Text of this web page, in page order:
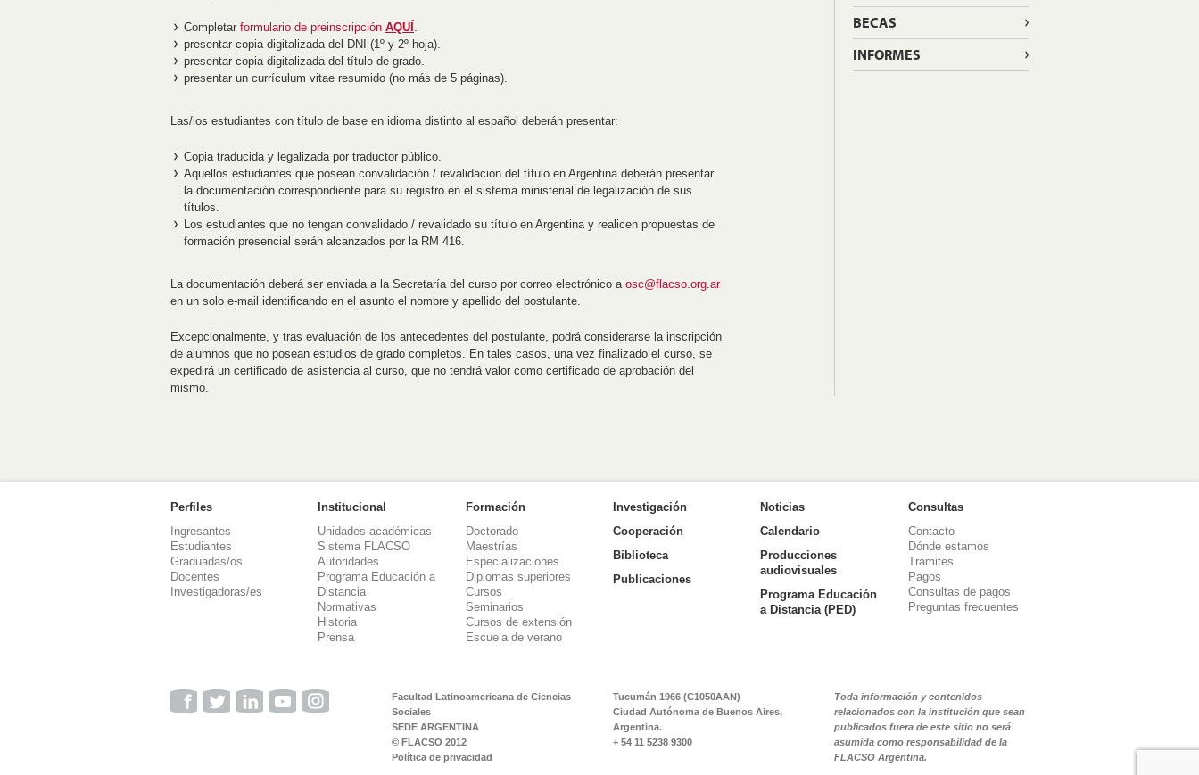
Completar formulario de preinscripción AQUÍ .
presentar copia digitalizada del DNI (1º y 2º hoja).
presentar copia digitalizada del título de grado.
presentar un currículum vitae resumido (no más de 5 páginas).
Las/los estudiantes con título de base en idioma distinto al español deberán presentar:
Copia traducida y legalizada por traductor público.
Aquellos estudiantes que posean convalidación / revalidación del título en Argentina deberán presentar
la documentación correspondiente para su registro en el sistema ministerial de legalización de sus
títulos.
Los estudiantes que no tengan convalidado / revalidado su título en Argentina y realicen propuestas de
formación presencial serán alcanzados por la RM 416.
La documentación deberá ser enviada a la Secretaría del curso por correo electrónico a osc@flacso.org.ar
en un solo e-mail identificando en el asunto el nombre y apellido del postulante.
Excepcionalmente, y tras evaluación de los antecedentes del postulante, podrá considerarse la inscripción
de alumnos que no posean estudios de grado completos. En tales casos, una vez finalizado el curso, se
expedirá un certificado de asistencia al curso, que no tendrá valor como certificado de aprobación del
mismo.
BECAS
INFORMES
Perfiles
Ingresantes
Estudiantes
Graduadas/os
Docentes
Investigadoras/es
Institucional
Unidades académicas
Sistema FLACSO
Autoridades
Programa Educación a
Distancia
Normativas
Historia
Prensa
Formación
Doctorado
Maestrías
Especializaciones
Diplomas superiores
Cursos
Seminarios
Cursos de extensión
Escuela de verano
Investigación
Cooperación
Biblioteca
Publicaciones
Noticias
Calendario
Producciones
audiovisuales
Programa Educación
a Distancia (PED)
Consultas
Contacto
Dónde estamos
Trámites
Pagos
Consultas de pagos
Preguntas frecuentes
Facultad Latinoamericana de Ciencias
Sociales
SEDE ARGENTINA
© FLACSO 2012
Política de privacidad
Tucumán 1966 (C1050AAN)
Ciudad Autónoma de Buenos Aires,
Argentina.
+ 54 11 5238 9300
Toda información y contenidos
relacionados con la institución que sean
publicados fuera de este sitio no será
asumida como responsabilidad de la
FLACSO Argentina.